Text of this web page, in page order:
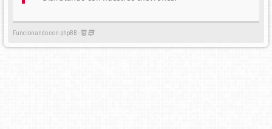
Funcionando con phpBB -